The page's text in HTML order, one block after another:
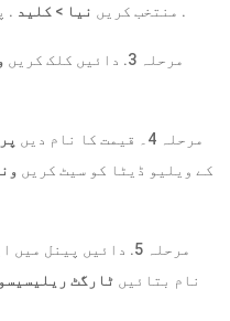
منتخب کریں نیا > کلید . .
مرحلہ 3. دائیں کلک کریں
مرحلہ 4۔ قیمت کا نام دیں
کے ویلیو ڈیٹا کو سیٹ کریں
مرحلہ 5. دائیں پینل
نام بتائیں ٹارگٹ